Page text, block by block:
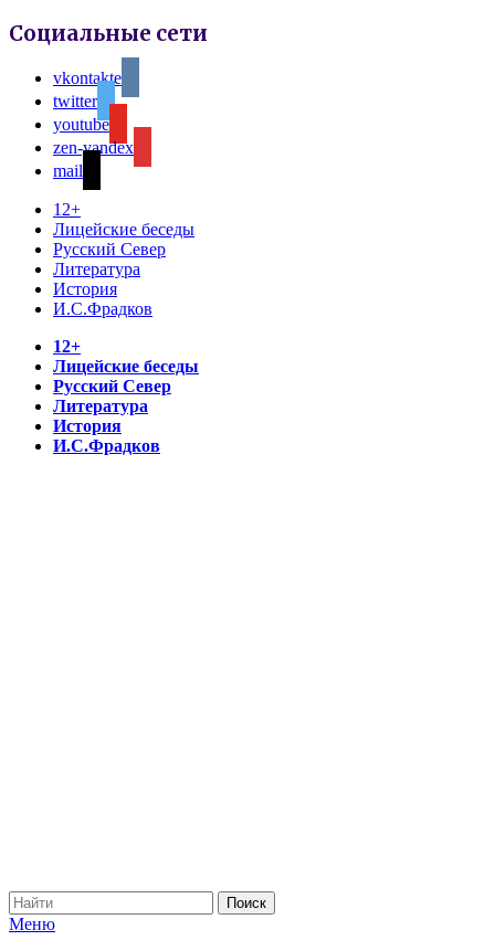
Социальные сети
vkontakte
twitter
youtube
zen-yandex
mail
12+
Лицейские беседы
Русский Север
Литература
История
И.С.Фрадков
12+
Лицейские беседы
Русский Север
Литература
История
И.С.Фрадков
Меню